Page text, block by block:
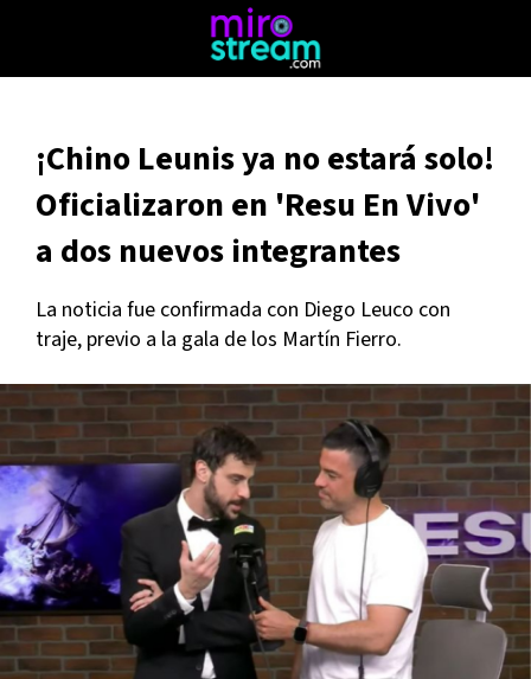
¡Chino Leunis ya no estará solo!
Oficializaron en 'Resu En Vivo'
a dos nuevos integrantes
La noticia fue confirmada con Diego Leuco con
traje, previo a la gala de los Martín Fierro.